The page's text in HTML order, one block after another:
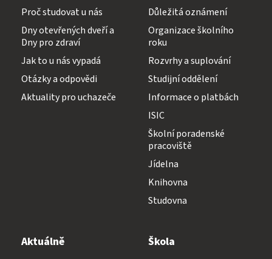
Zdravotnické lyceum
Nutriční asistent
Kosmetické služby
Masér ve zdravotnictví
Bezpečnostně právní činnost
Praxe ›
Nostrifikační zkoušky ›
Školné ›
Diplomovaný nutriční terapeut
Diplomovaná všeobecná sestra
Diplomovaná dětská sestra
Instagram
Bakaláři
Proč studovat u nás
Dny otevřených dveří a
Dny pro zdraví
Jak to u nás vypadá
Otázky a odpovědi
Aktuality pro uchazeče
Důležitá oznámení
Organizace školního
roku
Rozvrhy a suplování
Studijní oddělení
Informace o platbách
ISIC
Školní poradenské
pracoviště
Jídelna
Knihovna
Studovna
Aktuálně Škola